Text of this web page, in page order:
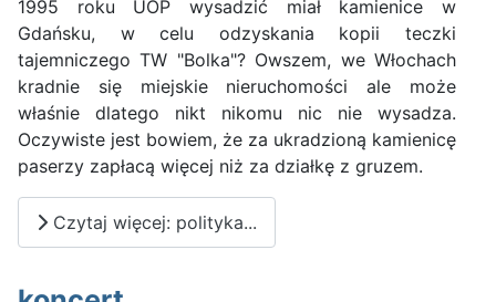
1995 roku UOP wysadzić miał kamienice w
Gdańsku, w celu odzyskania kopii teczki
tajemniczego TW "Bolka"? Owszem, we Włochach
kradnie się miejskie nieruchomości ale może
właśnie dlatego nikt nikomu nic nie wysadza.
Oczywiste jest bowiem, że za ukradzioną kamienicę
paserzy zapłacą więcej niż za działkę z gruzem.
Czytaj więcej: polityka...